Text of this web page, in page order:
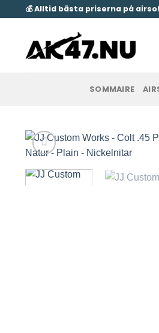
Passer💰 Alltid bästa priserna på
SOMMAIRE